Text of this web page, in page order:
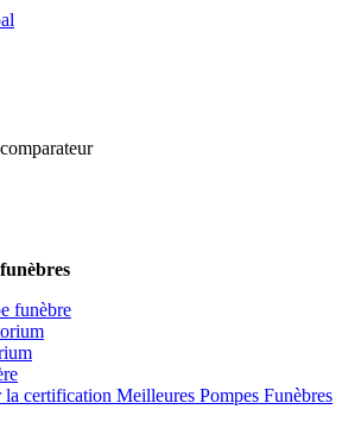
funèbre
certification Meilleures Pompes Funèbres